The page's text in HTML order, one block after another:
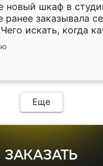
новый шкаф в
ранее заказывала
искать, когда
Служит кухня
нет.
Еще
ЗАКАЗАТЬ